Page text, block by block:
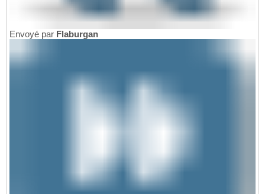
Envoyé par Flaburgan